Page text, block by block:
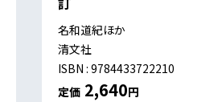
名和道紀ほか
清文社
ISBN : 9784433722210
定価 2,640円